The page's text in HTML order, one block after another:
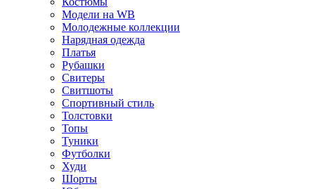
Модели на WB
Молодежные коллекции
Нарядная одежда
Платья
Рубашки
Свитеры
Свитшоты
Спортивный стиль
Толстовки
Топы
Туники
Футболки
Худи
Шорты